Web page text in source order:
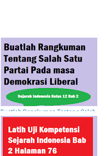
Buatlah Rangkuman Tentang Salah
Satu Partai Pada masa Demokrasi
Liberal